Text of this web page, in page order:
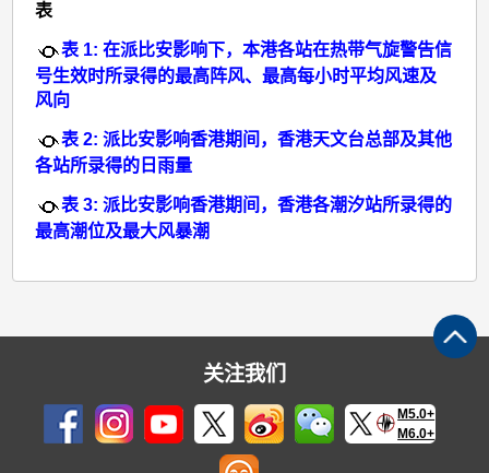
表
表 1: 在派比安影响下，本港各站在热带气旋警告信
号生效时所录得的最高阵风、最高每小时平均风速及
风向
表 2: 派比安影响香港期间，香港天文台总部及其他
各站所录得的日雨量
表 3: 派比安影响香港期间，香港各潮汐站所录得的
最高潮位及最大风暴潮
关注我们
M5.0+
M6.0+